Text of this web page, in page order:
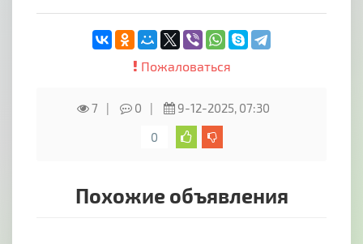
быстросъемов для экскаваторов массой до 34
тонн. Имеем склад с готовой продукцией.
Отправляем в города по РФ. Безналичный
расчет с ндс. Работаем официально по
Сделано на Урале.
Пожаловаться
7 0
9-12-2025, 07:30
0
Похожие объявления